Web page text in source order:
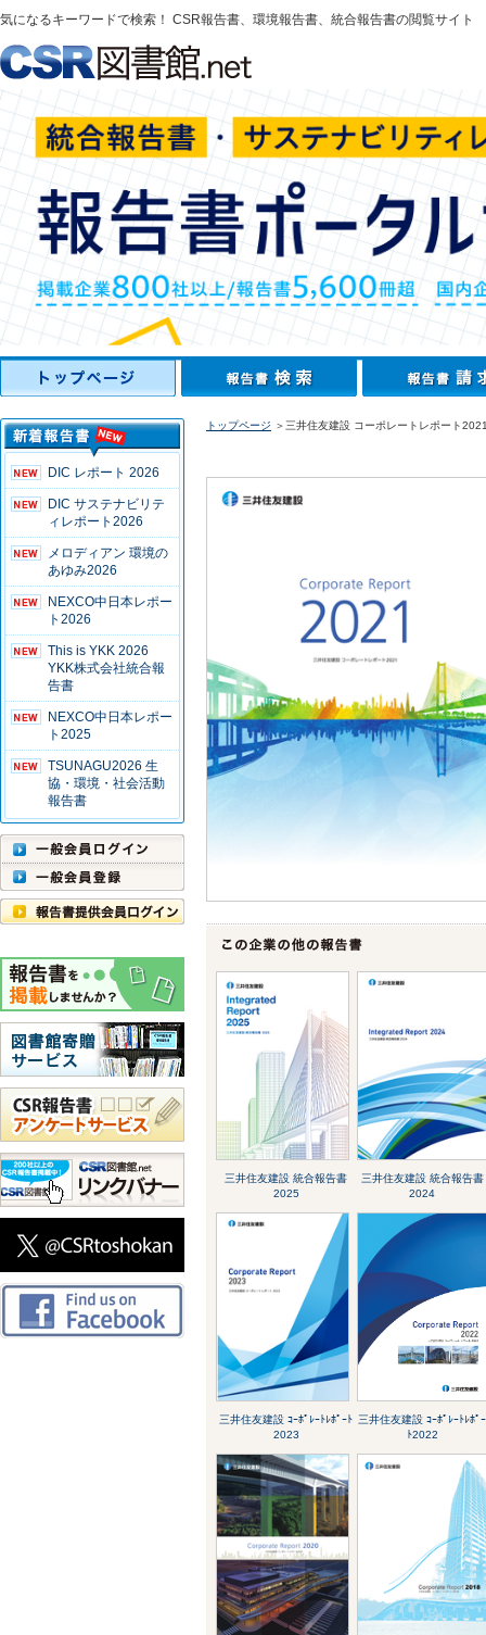
気になるキーワードで検索！ CSR報告書、環境報告書、統合報告書の閲覧サイト
DIC レポート 2026
DIC サステナビリテ
ィレポート2026
メロディアン 環境の
あゆみ2026
NEXCO中日本レポー
ト2026
This is YKK 2026
YKK株式会社統合報
告書
NEXCO中日本レポー
ト2025
TSUNAGU2026 生
協・環境・社会活動
報告書
トップページ ＞三井住友建設 コーポレートレポート
三井住友建設 統合報告書
2025
三井住友建設 統合報告書
2024
三井住友建設 ｺｰﾎﾟﾚｰﾄﾚﾎﾟｰﾄ
2023
三井住友建設 ｺｰﾎﾟﾚｰﾄﾚﾎﾟｰ
ﾄ2022